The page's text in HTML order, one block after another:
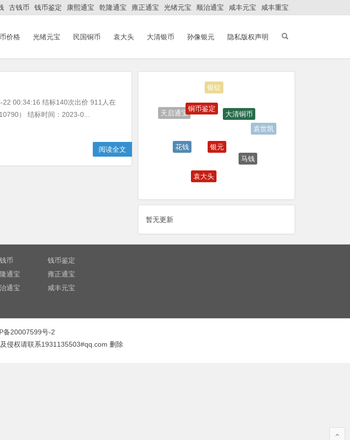
古钱币 钱币鉴定 康熙通宝 乾隆通宝 雍正通宝 光绪元宝 顺治通宝 咸丰元宝 咸丰重宝
价格 光绪元宝 民国铜币 袁大头 大清银币 孙像银元 隐私版权声明
00:34:16 结标140次出价 911人在
） 结标时间：2023-0...
阅读全文
银锭
天启通宝
铜币鉴定
大清铜币
袁世凯
花钱
银元
马钱
袁大头
暂无更新
币
钱币鉴定
通宝
雍正通宝
通宝
咸丰元宝
备20007599号-2
侵权请联系1931135503#qq.com 删除